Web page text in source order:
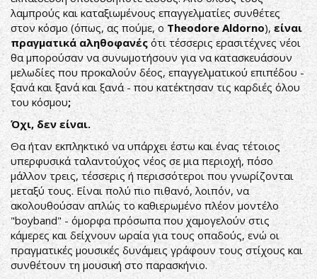
λαμπρούς και καταξιωμένους επαγγελματίες συνθέτες
στον κόσμο (όπως, ας πούμε, οTheodore Aldorno), είναι
πραγματικά αληθοφανέςότι τέσσερις ερασιτέχνες νέοι
θα μπορούσαν να συνωμοτήσουν για να κατασκευάσουν
μελωδίες που προκαλούν δέος, επαγγελματικού επιπέδου -
ξανά και ξανά και ξανά - που κατέκτησαν τις καρδιές όλου
του κόσμου;
Όχι, δεν είναι.
Θα ήταν εκπληκτικό να υπάρχει έστω και ένας τέτοιος
υπερφυσικά ταλαντούχος νέος σε μια περιοχή, πόσο
μάλλον τρεις, τέσσερις ή περισσότεροι που γνωρίζονται
μεταξύ τους. Είναι πολύ πιο πιθανό, λοιπόν, να
ακολουθούσαν απλώς το καθιερωμένο πλέον μοντέλο
"boyband" - όμορφα πρόσωπα που χαμογελούν στις
κάμερες και δείχνουν ωραία για τους οπαδούς, ενώ οι
πραγματικές μουσικές δυνάμεις γράφουν τους στίχους και
συνθέτουν τη μουσική στο παρασκήνιο.